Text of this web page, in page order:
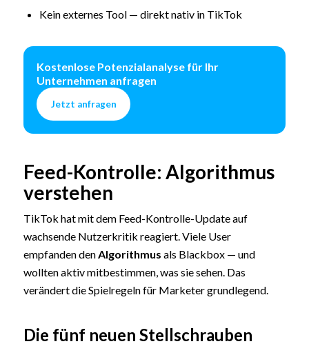
Kein externes Tool — direkt nativ in TikTok
Kostenlose Potenzialanalyse für Ihr
Unternehmen anfragen
Jetzt anfragen
Feed-Kontrolle: Algorithmus
verstehen
TikTok hat mit dem Feed-Kontrolle-Update auf
wachsende Nutzerkritik reagiert. Viele User
empfanden denAlgorithmus als Blackbox — und
wollten aktiv mitbestimmen, was sie sehen. Das
verändert die Spielregeln für Marketer grundlegend.
Die fünf neuen Stellschrauben